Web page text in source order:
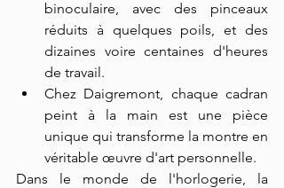
binoculaire, avec des pinceaux
réduits à quelques poils, et des
dizaines voire centaines d'heures
de travail.
Chez Daigremont, chaque cadran
peint à la main est une pièce
unique qui transforme la montre en
véritable œuvre d'art personnelle.
Dans le monde de l'horlogerie, la